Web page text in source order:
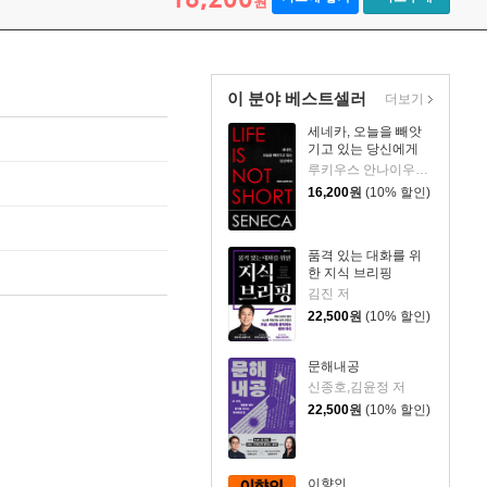
이 분야 베스트셀러
세네카, 오늘을 빼앗
기고 있는 당신에게
루키우스 안나이우스 세네카 저/하와이 대저택 편역
16,200원 (10% 할인)
품격 있는 대화를 위
한 지식 브리핑
김진 저
22,500원 (10% 할인)
문해내공
신종호,김윤정 저
22,500원 (10% 할인)
이향인
더보기